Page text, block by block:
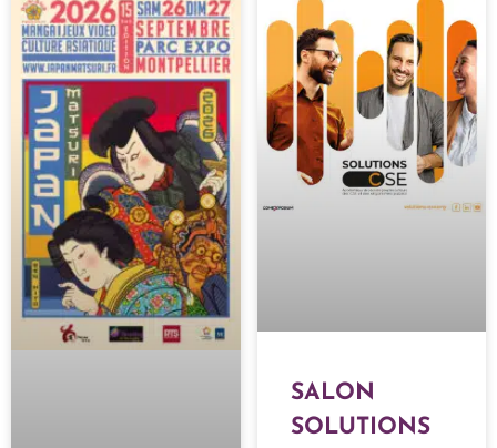
SALON
SOLUTIONS